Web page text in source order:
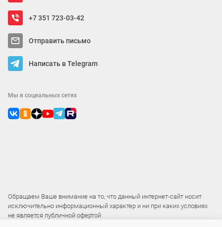
+7 351 723-03-42
Отправить письмо
Написать в Telegram
Мы в социальных сетях
Обращаем Ваше внимание на то, что данный интернет-сайт носит
исключительно информационный характер и ни при каких условиях
не является публичной офертой